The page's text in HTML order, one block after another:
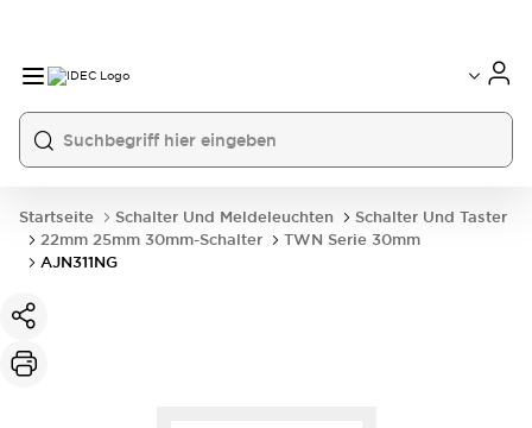
Startseite Schalter Und Meldeleuchten
Schalter Und Taster
22mm 25mm 30mm-Schalter
TWN Serie 30mm
AJN311NG